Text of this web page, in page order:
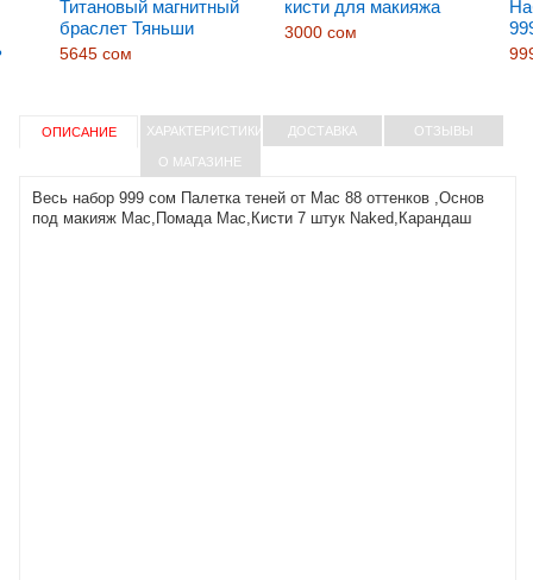
Титановый магнитный
браслет Тяньши
5645 сом
кисти для макияжа
3000 сом
ОПИСАНИЕ ХАРАКТЕРИСТИКИ ДОСТАВКА ОТЗЫВЫ
О МАГАЗИНЕ
Весь набор 999 сом Палетка теней от Мас 88 оттенков ,Основ
под макияж Мас,Помада Мас,Кисти 7 штук Naked,Карандаш